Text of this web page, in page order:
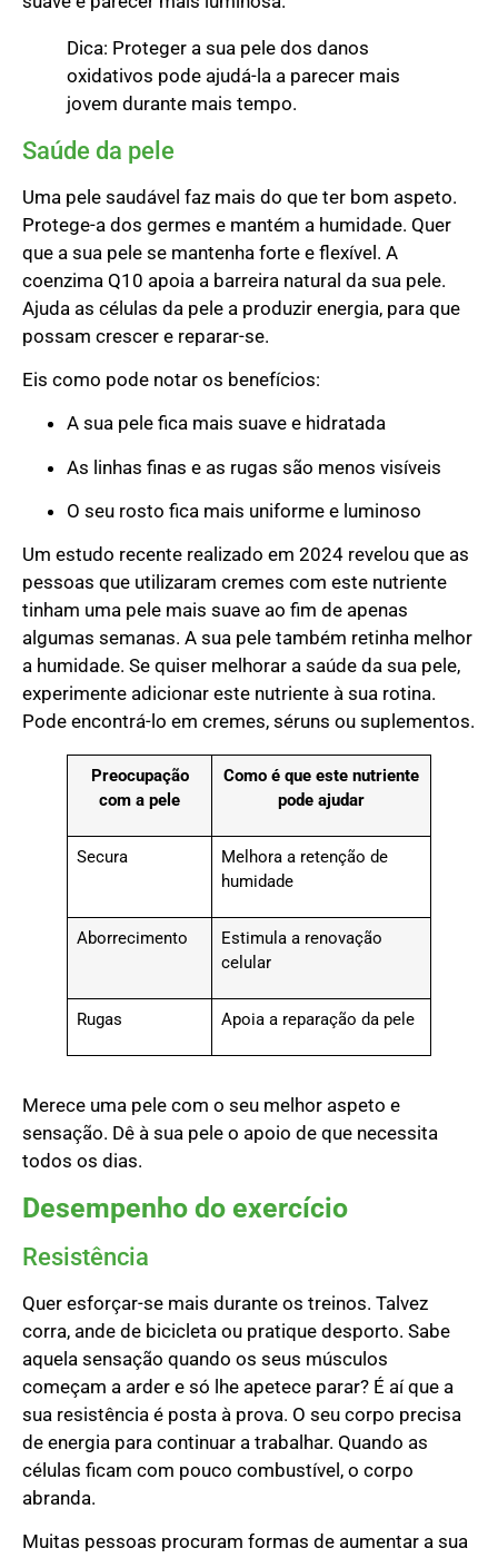
Dica: Proteger a sua pele dos danos
oxidativos pode ajudá-la a parecer mais
jovem durante mais tempo.
Saúde da pele
Uma pele saudável faz mais do que ter bom aspeto.
Protege-a dos germes e mantém a humidade. Quer
que a sua pele se mantenha forte e flexível. A
coenzima Q10 apoia a barreira natural da sua pele.
Ajuda as células da pele a produzir energia, para que
possam crescer e reparar-se.
Eis como pode notar os benefícios:
A sua pele fica mais suave e hidratada
As linhas finas e as rugas são menos visíveis
O seu rosto fica mais uniforme e luminoso
Um estudo recente realizado em 2024 revelou que as
pessoas que utilizaram cremes com este nutriente
tinham uma pele mais suave ao fim de apenas
algumas semanas. A sua pele também retinha melhor
a humidade. Se quiser melhorar a saúde da sua pele,
experimente adicionar este nutriente à sua rotina.
Pode encontrá-lo em cremes, séruns ou suplementos.
Preocupação
com a pele
Como é que este nutriente
pode ajudar
Secura
Melhora a retenção de
humidade
Aborrecimento
Estimula a renovação
celular
Rugas Apoia a reparação da pele
Merece uma pele com o seu melhor aspeto e
sensação. Dê à sua pele o apoio de que necessita
todos os dias.
Desempenho do exercício
Resistência
Quer esforçar-se mais durante os treinos. Talvez
corra, ande de bicicleta ou pratique desporto. Sabe
aquela sensação quando os seus músculos
começam a arder e só lhe apetece parar? É aí que a
sua resistência é posta à prova. O seu corpo precisa
de energia para continuar a trabalhar. Quando as
células ficam com pouco combustível, o corpo
abranda.
Muitas pessoas procuram formas de aumentar a sua